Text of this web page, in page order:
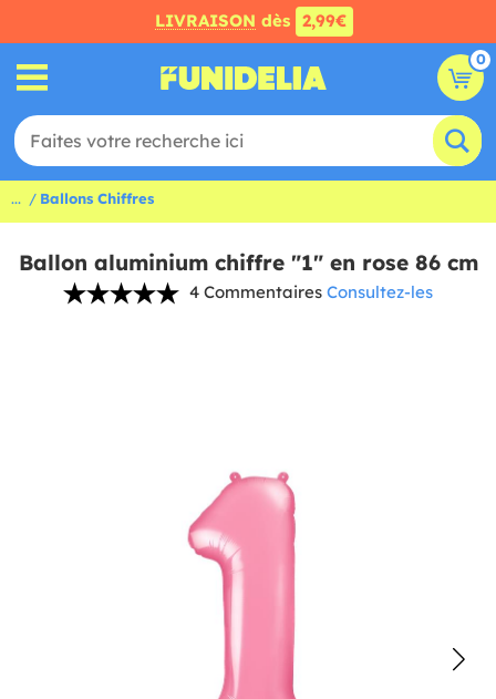
LIVRAISON dès 2,99€
0
... Ballons Chiffres
Ballon aluminium chiffre "1" en rose 86 cm
4 Commentaires Consultez-les